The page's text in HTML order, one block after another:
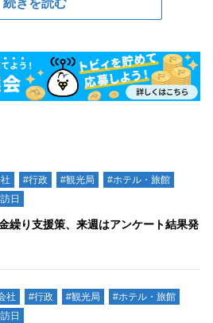
続きを読む
#行政 #観光局
#ホテル・旅館
日
繰り支援策、来週はアンケート結果発
社 #行政 #観光局
#ホテル・旅館
日